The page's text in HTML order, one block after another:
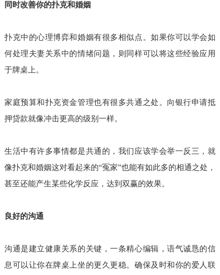
同时改善你的扑克和婚姻
扑克中的心理博弈和婚姻有很多相似点。如果你可以学会如
何处理夫妻关系中的情绪问题，则同样可以将这些经验应用
于牌桌上。
家庭预算和扑克资金管理也有很多共通之处。向银行申请抵
押贷款就像冲击更高的级别一样。
生活中有许多事情都是共通的，我们应该学会举一反三，就
像扑克和婚姻这对看起来的“冤家”也能有如此多的相通之处，
甚至还能产生某些化学反应，达到双赢的效果。
良好的沟通
沟通是建立健康关系的关键，一条精心编辑，语气诚恳的信
息可以让你在牌桌上坐的更久更稳。确保及时和你的爱人联